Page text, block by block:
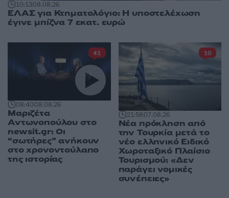
10:1308.08.26
ΕΛΑΣ για Κτηματολόγιο: Η υποστελέχωση
έγινε μπίζνα 7 εκατ. ευρώ
08:4008.08.26
Μαριζέτα
Αντωνοπούλου στο
newsit.gr: Οι
“σωτήρες” ανήκουν
στο χρονοντούλαπο
της ιστορίας
41
21:5807.08.26
Νέα πρόκληση από
την Τουρκία μετά το
νέο ελληνικό Ειδικό
Χωροταξικό Πλαίσιο
Τουρισμού: «Δεν
παράγει νομικές
συνέπειες»
10